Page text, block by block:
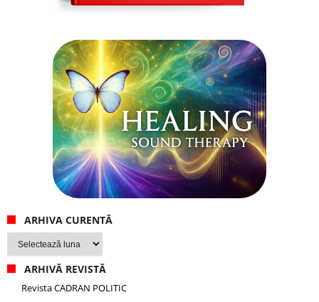
ARHIVA CURENTĂ
Arhiva
curentă
ARHIVĂ REVISTĂ
Revista CADRAN POLITIC